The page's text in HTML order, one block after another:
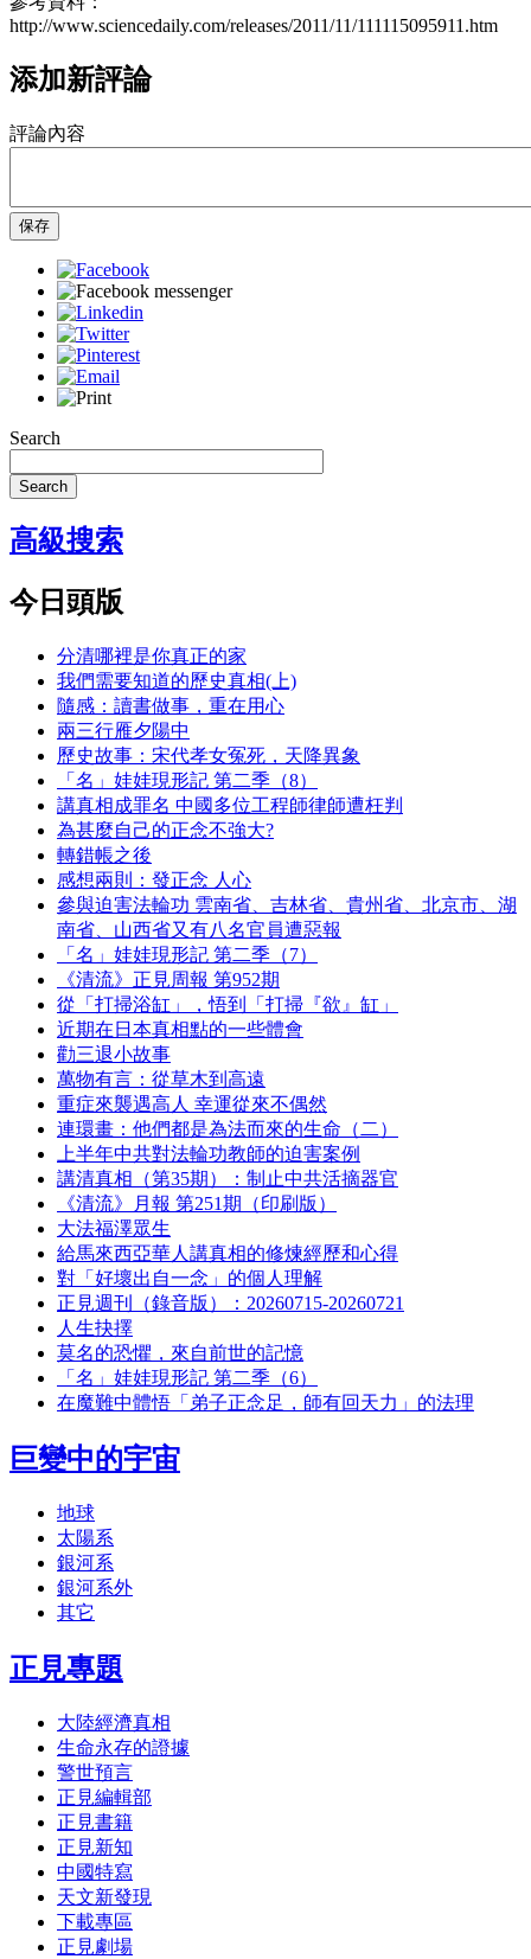
http://www.sciencedaily.com/releases/2011/11/111115095911.htm
添加新評論
評論內容
保存
Search
Search
高級搜索
今日頭版
分清哪裡是你真正的家
我們需要知道的歷史真相(上)
隨感：讀書做事，重在用心
兩三行雁夕陽中
歷史故事：宋代孝女冤死，天降異象
「名」娃娃現形記 第二季（8）
講真相成罪名 中國多位工程師律師遭枉判
為甚麼自己的正念不強大?
轉錯帳之後
感想兩則：發正念 人心
參與迫害法輪功 雲南省、吉林省、貴州省、北京市、湖
南省、山西省又有八名官員遭惡報
「名」娃娃現形記 第二季（7）
《清流》正見周報 第952期
從「打掃浴缸」，悟到「打掃『欲』缸」
近期在日本真相點的一些體會
勸三退小故事
萬物有言：從草木到高遠
重症來襲遇高人 幸運從來不偶然
連環畫：他們都是為法而來的生命（二）
上半年中共對法輪功教師的迫害案例
講清真相（第35期）：制止中共活摘器官
《清流》月報 第251期（印刷版）
大法福澤眾生
給馬來西亞華人講真相的修煉經歷和心得
對「好壞出自一念」的個人理解
正見週刊（錄音版）：20260715-20260721
人生抉擇
莫名的恐懼，來自前世的記憶
「名」娃娃現形記 第二季（6）
在魔難中體悟「弟子正念足，師有回天力」的法理
巨變中的宇宙
地球
太陽系
銀河系
銀河系外
其它
正見專題
大陸經濟真相
生命永存的證據
警世預言
正見編輯部
正見書籍
正見新知
中國特寫
天文新發現
下載專區
正見劇場